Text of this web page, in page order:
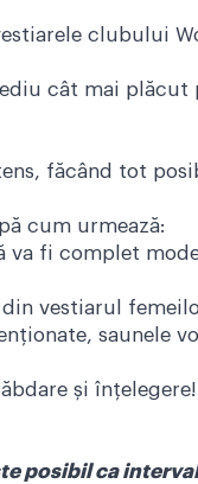
clubului
cât mai
făcând tot
cum urmează:
va fi complet
din vestiarul
saunele
și înțelegere!
posibil ca